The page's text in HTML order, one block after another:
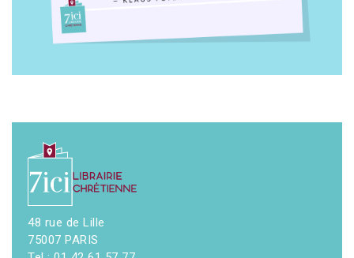
48 rue de Lille
75007 PARIS